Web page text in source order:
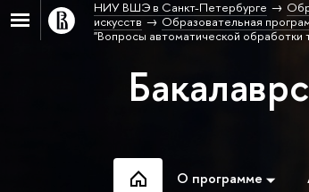
НИУ ВШЭ в Санкт-Петербурге
искусств
Образовательная
"Вопросы автоматической обработки
О программе